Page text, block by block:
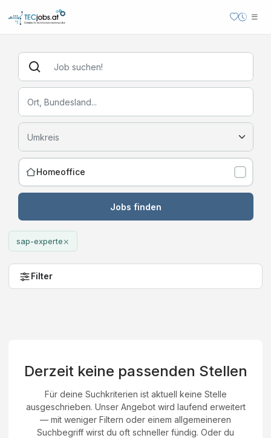
Homeoffice
Jobs finden
sap-experte×
Filter
Derzeit keine passenden Stellen
Für deine Suchkriterien ist aktuell keine Stelle
ausgeschrieben. Unser Angebot wird laufend erweitert
— mit weniger Filtern oder einem allgemeineren
Suchbegriff wirst du oft schneller fündig. Oder du